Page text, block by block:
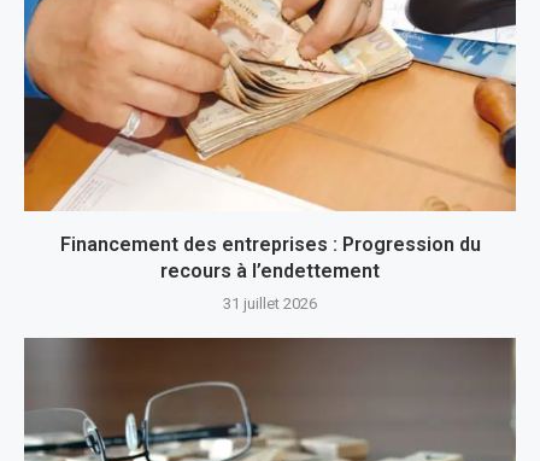
Financement des entreprises : Progression du
recours à l’endettement
31 juillet 2026